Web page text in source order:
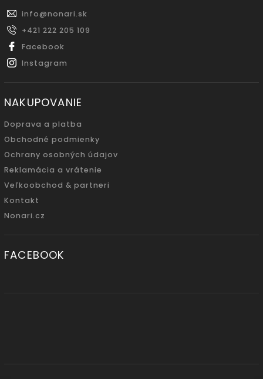
info@nonari.sk
+421 222 205 109
Facebook
Instagram
NAKUPOVANIE
Doprava a platba
Obchodné podmienky
Ochrany osobných údajov
Reklamácia a vrátenie
Veľkoobchod & partneri
Kontakt
Nonari.cz
FACEBOOK